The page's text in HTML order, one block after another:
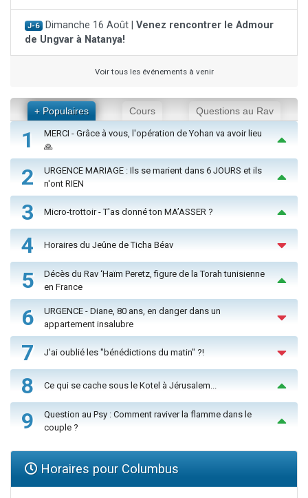
J-6 Dimanche 16 Août | Venez rencontrer le Admour
de Ungvar à Natanya!
Voir tous les événements à venir
+ Populaires Cours Questions au Rav
1
MERCI - Grâce à vous, l'opération de Yohan va avoir lieu
🙏
2
URGENCE MARIAGE : Ils se marient dans 6 JOURS et ils
n'ont RIEN
3 Micro-trottoir - T'as donné ton MA’ASSER ?
4 Horaires du Jeûne de Ticha Béav
5
Décès du Rav ‘Haïm Peretz, figure de la Torah tunisienne
en France
6
URGENCE - Diane, 80 ans, en danger dans un
appartement insalubre
7 J'ai oublié les "bénédictions du matin" ?!
8 Ce qui se cache sous le Kotel à Jérusalem...
9
Question au Psy : Comment raviver la flamme dans le
couple ?
Horaires pour Columbus